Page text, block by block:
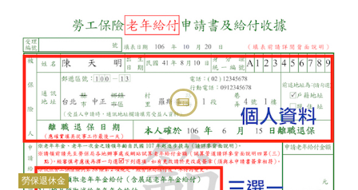
勞保退休金